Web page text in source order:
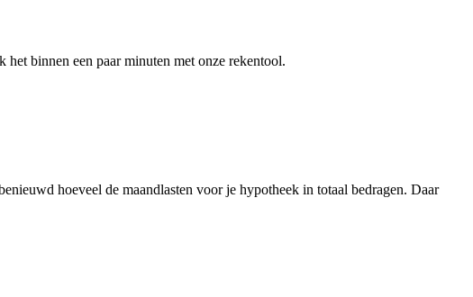
binnen een paar minuten met onze rekentool.
hoeveel de maandlasten voor je hypotheek in totaal bedragen. Daar